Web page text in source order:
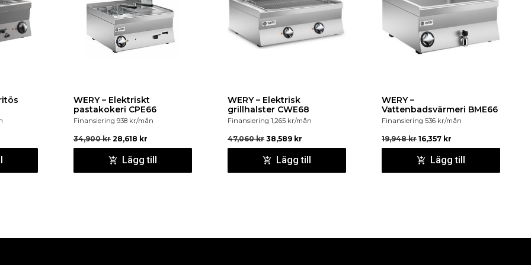
WERY – Elektriskt
pastakokeri CPE66
Finansiering 938 kr/mån
34,900kr 28,618 kr
Lägg till
WERY – Elektrisk
grillhalster CWE68
Finansiering 1,265 kr/mån
47,060kr 38,589 kr
Lägg till
WERY –
Vattenbadsvärmeri BME66
Finansiering 536 kr/mån
19,948kr 16,357 kr
Lägg till